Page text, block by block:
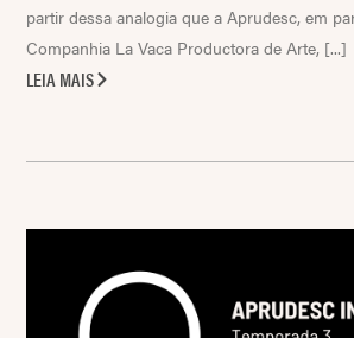
partir dessa analogia que a Aprudesc, em
Companhia La Vaca Productora de Arte, [...]
LEIA MAIS